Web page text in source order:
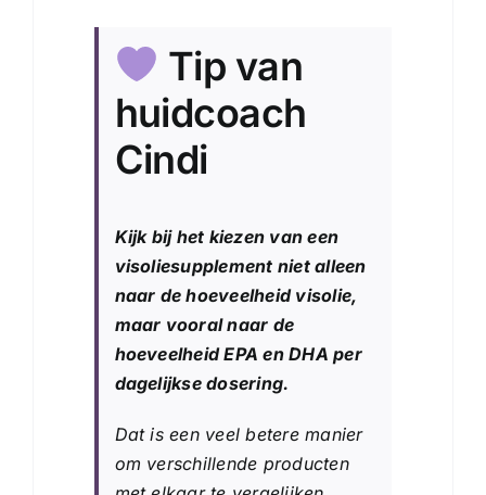
Tip van
huidcoach
Cindi
Kijk bij het kiezen van een
visoliesupplement niet alleen
naar de hoeveelheid visolie,
maar vooral naar de
hoeveelheid EPA en DHA per
dagelijkse dosering.
Dat is een veel betere manier
om verschillende producten